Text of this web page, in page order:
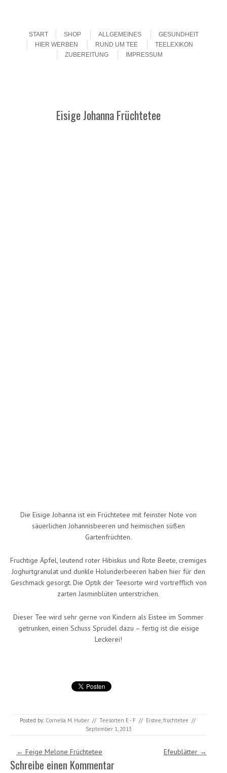
START
SHOP ALLGEMEINES
GESUNDHEIT
HIER WERBEN
RUND UM TEE
TEELEXIKON
ZUBEREITUNG
IMPRESSUM
Eisige Johanna Früchtetee
Die Eisige Johanna ist ein Früchtetee mit feinster Note von
säuerlichen Johannisbeeren und heimischen süßen
Gartenfrüchten.
Fruchtige Äpfel, leutend roter Hibiskus und Rote Beete, cremiges
Joghurtgranulat und dunkle Holunderbeeren haben hier für den
Geschmack gesorgt. Die Optik der Teesorte wird vortrefflich von
zarten Jasminblüten unterstrichen.
Dieser Tee wird sehr gerne von Kindern als Eistee im Sommer
getrunken, einen Schuss Sprudel dazu – fertig ist die eisige
Leckerei!
Posted by: Cornelia M. Huber // Teesorten E - F // Eistee,früchtetee //
September 1, 2013
Post navigation
← Feige Melone Früchtetee Efeublätter →
Schreibe einen Kommentar